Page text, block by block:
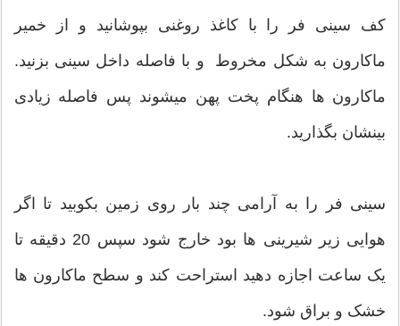
کف سینی فر را با کاغذ روغنی بپوشانید و از خمیر
ماکارون به شکل مخروط و با فاصله داخل سینی بزنید.
ماکارون ها هنگام پخت پهن میشوند پس فاصله زیادی
بینشان بگذارید.
سینی فر را به آرامی چند بار روی زمین بکوبید تا اگر
هوایی زیر شیرینی ها بود خارج شود سپس 20 دقیقه تا
یک ساعت اجازه دهید استراحت کند و سطح ماکارون ها
خشک و براق شود.